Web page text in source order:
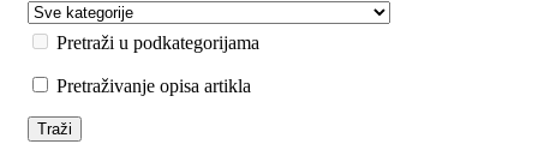
Pretraži u podkategorijama
Pretraživanje opisa artikla